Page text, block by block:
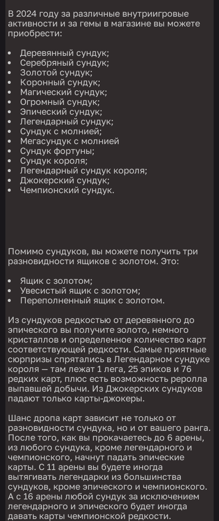
В 2024 году за различные внутриигровые
активности и за гемы в магазине вы можете
приобрести:
Деревянный сундук;
Серебряный сундук;
Золотой сундук;
Коронный сундук;
Магический сундук;
Огромный сундук;
Эпический сундук;
Легендарный сундук;
Сундук с молнией;
Мегасундук с молнией
Сундук фортуны;
Сундук короля;
Легендарный сундук короля;
Джокерский сундук;
Чемпионский сундук.
Помимо сундуков, вы можете получить три
разновидности ящиков с золотом. Это:
Ящик с золотом;
Увесистый ящик с золотом;
Переполненный ящик с золотом.
Из сундуков редкостью от деревянного до
эпического вы получите золото, немного
кристаллов и определенное количество карт
соответствующей редкости. Самые приятные
сюрпризы спрятались в Легендарном сундуке
короля — там лежат 1 лега, 25 эпиков и 76
редких карт, плюс есть возможность реролла
выпавшей добычи. Из Джокерских сундуков
падают только карты-джокеры.
Шанс дропа карт зависит не только от
разновидности сундука, но и от вашего ранга.
После того, как вы прокачаетесь до 6 арены,
из любого сундука, кроме легендарного и
чемпионского, начнут падать эпические
карты. С 11 арены вы будете иногда
вытягивать легендарки из большинства
сундуков, кроме эпического и чемпионского.
А с 16 арены любой сундук за исключением
легендарного и эпического будет иногда
давать карты чемпионской редкости.